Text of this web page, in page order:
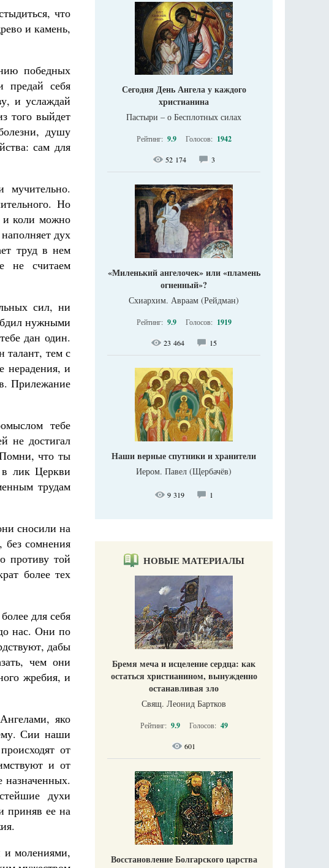
что
и камень,
победных
предай себя
и услаждай
того выйдет
душу
сам для
мучительно.
Но
и коли можно
дух
труд в нем
не считаем
сил, ни
нужными
дан один.
талант, тем с
нерадения, и
Прилежание
тебе
не достигал
что ты
лик Церкви
трудам
сносили на
без сомнения
противу той
более тех
для себя
нас. Они по
дабы
чем они
жребия, и
яко
Сии наши
от
и от
духи
приняв ее на
и молениями,
Сегодня День Ангела у каждого
христианина
Пастыри – о Бесплотных силах
Рейтинг: 9.9 Голосов: 1942
52 174 3
«Миленький ангелочек» или «пламень
огненный»?
Схиархим. Авраам (Рейдман)
Рейтинг: 9.9 Голосов: 1919
23 464 15
Наши верные спутники и хранители
Иером. Павел (Щербачёв)
9 319 1
НОВЫЕ МАТЕРИАЛЫ
Бремя меча и исцеление сердца: как
остаться христианином, вынужденно
останавливая зло
Свящ. Леонид Бартков
Рейтинг: 9.9 Голосов: 49
601
Восстановление Болгарского царства